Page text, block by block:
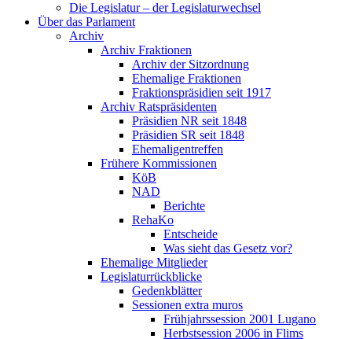
Die Legislatur – der Legislaturwechsel
Über das Parlament
Archiv
Archiv Fraktionen
Archiv der Sitzordnung
Ehemalige Fraktionen
Fraktionspräsidien seit 1917
Archiv Ratspräsidenten
Präsidien NR seit 1848
Präsidien SR seit 1848
Ehemaligentreffen
Frühere Kommissionen
KöB
NAD
Berichte
RehaKo
Entscheide
Was sieht das Gesetz vor?
Ehemalige Mitglieder
Legislaturrückblicke
Gedenkblätter
Sessionen extra muros
Frühjahrssession 2001 Lugano
Herbstsession 2006 in Flims